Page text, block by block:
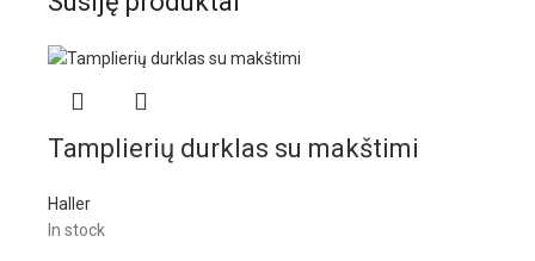
Tamplierių durklas su makštimi
Haller
In stock